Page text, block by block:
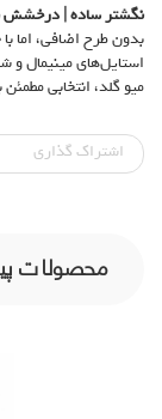
نگشتر ساده | درخشش
بدون طرح اضافی، اما
استایل‌های مینیمال
میو گلد، انتخابی
اشتراک‌ گذاری
محصولات